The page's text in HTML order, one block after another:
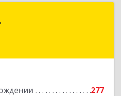
277
обл, Курган г, М.Горького